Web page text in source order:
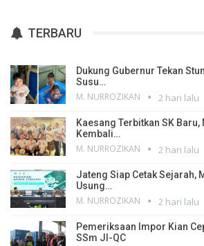
TERBARU
Dukung Gubernur Tekan
Susu…
M. NURROZIKAN 2 hari lalu
Kaesang Terbitkan SK
Kembali…
M. NURROZIKAN 2 hari lalu
Jateng Siap Cetak Sejarah,
Usung…
M. NURROZIKAN 2 hari lalu
Pemeriksaan Impor Kian
SSm JI-QC